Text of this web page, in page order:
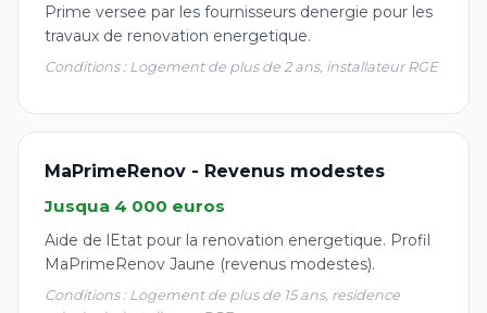
Prime versee par les fournisseurs denergie pour les
travaux de renovation energetique.
Conditions : Logement de plus de 2 ans, installateur RGE
MaPrimeRenov - Revenus modestes
Jusqua 4 000 euros
Aide de lEtat pour la renovation energetique. Profil
MaPrimeRenov Jaune (revenus modestes).
Conditions : Logement de plus de 15 ans, residence